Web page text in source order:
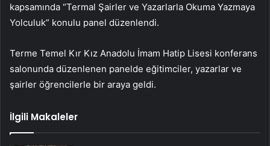
kapsamında “Termal Şairler ve Yazarlarla Okuma Yazmaya
Yolculuk” konulu panel düzenlendi.
Terme Temel Kır Kız Anadolu İmam Hatip Lisesi konferans
salonunda düzenlenen panelde eğitimciler, yazarlar ve
şairler öğrencilerle bir araya geldi.
İlgili Makaleler